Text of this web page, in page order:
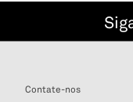
Contate-nos